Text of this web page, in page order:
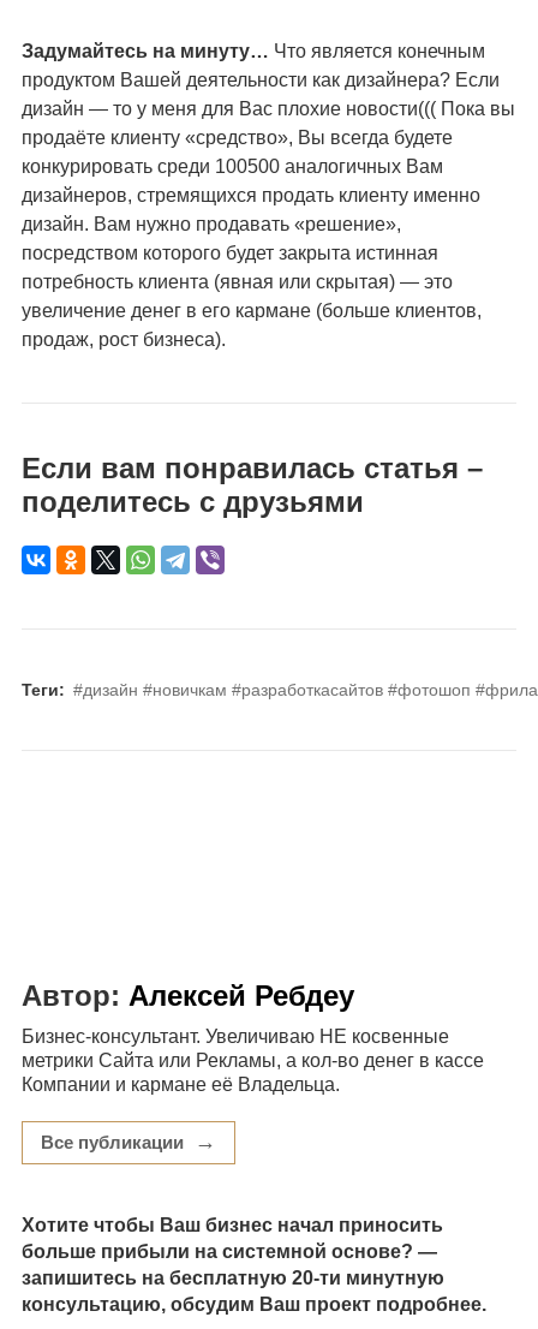
Задумайтесь на минуту… Что является конечным
продуктом Вашей деятельности как дизайнера? Если
дизайн — то у меня для Вас плохие новости((( Пока вы
продаёте клиенту «средство», Вы всегда будете
конкурировать среди 100500 аналогичных Вам
дизайнеров, стремящихся продать клиенту именно
дизайн. Вам нужно продавать «решение»,
посредством которого будет закрыта истинная
потребность клиента (явная или скрытая) — это
увеличение денег в его кармане (больше клиентов,
продаж, рост бизнеса).
Если вам понравилась статья –
поделитесь с друзьями
Теги: #дизайн #новичкам #разработкасайтов #фотошоп
Автор: Алексей Ребдеу
Бизнес-консультант. Увеличиваю НЕ косвенные
метрики Сайта или Рекламы, а кол-во денег в кассе
Компании и кармане её Владельца.
Все публикации →
Хотите чтобы Ваш бизнес начал приносить
больше прибыли на системной основе? —
запишитесь на бесплатную 20-ти минутную
консультацию, обсудим Ваш проект подробнее.